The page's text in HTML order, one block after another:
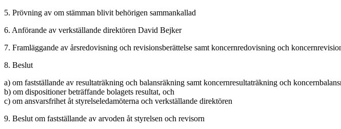
5. Prövning av om stämman blivit behörigen sammankallad
6. Anförande av verkställande direktören David Bejker
7. Framläggande av årsredovisning och revisionsberättelse samt koncernredovisning och
8. Beslut
a) om fastställande av resultaträkning och balansräkning samt koncernresultaträkning och
b) om dispositioner beträffande bolagets resultat, och
c) om ansvarsfrihet åt styrelseledamöterna och verkställande direktören
9. Beslut om fastställande av arvoden åt styrelsen och revisorn